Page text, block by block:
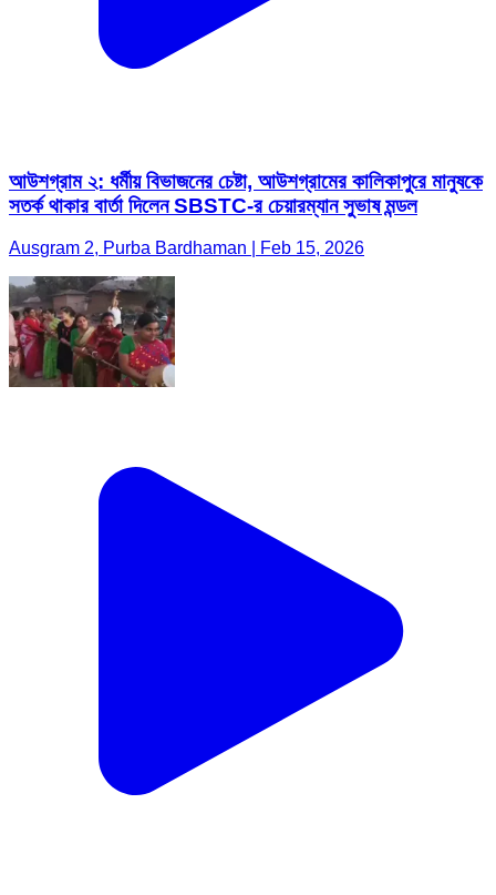
আউশগ্রাম ২: ধর্মীয় বিভাজনের চেষ্টা, আউশগ্রামের কালিকাপুরে মানুষকে
সতর্ক থাকার বার্তা দিলেন SBSTC-র চেয়ারম্যান সুভাষ মন্ডল
Ausgram 2, Purba Bardhaman | Feb 15, 2026